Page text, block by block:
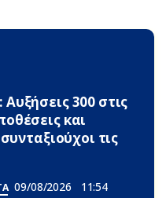
300 στις
και
τις
09/08/2026 11:54